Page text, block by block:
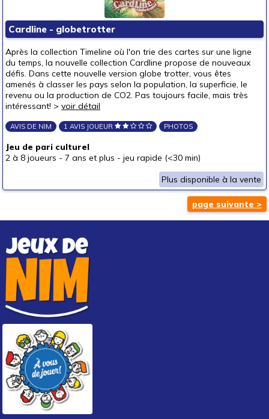
Cardline - globetrotter
Après la collection Timeline où l'on trie des cartes sur une ligne
du temps, la nouvelle collection Cardline propose de nouveaux
défis. Dans cette nouvelle version globe trotter, vous êtes
amenés à classer les pays selon la population, la superficie, le
revenu ou la production de CO2. Pas toujours facile, mais très
intéressant! > voir détail
AVIS DE NIM 1 AVIS JOUEUR PHOTOS
Jeu de pari culturel
2 à 8 joueurs - 7 ans et plus - jeu rapide (<30 min)
Plus disponible à la vente
page suivante >